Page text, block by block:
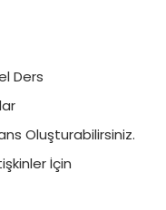
Ders
Oluşturabilirsiniz.
İçin